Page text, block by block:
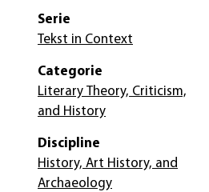
Serie
Tekst in Context
Categorie
Literary Theory, Criticism,
and History
Discipline
History, Art History, and
Archaeology